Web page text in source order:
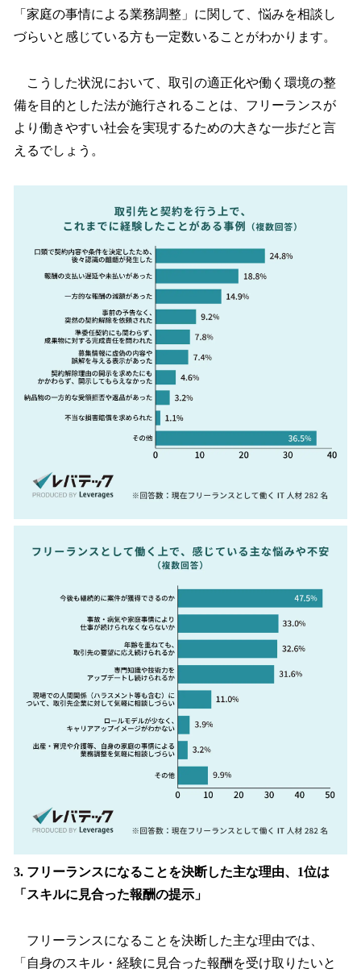
「家庭の事情による業務調整」に関して、悩みを相談し
づらいと感じている方も一定数いることがわかります。
こうした状況において、取引の適正化や働く環境の整
備を目的とした法が施行されることは、フリーランスが
より働きやすい社会を実現するための大きな一歩だと言
えるでしょう。
3. フリーランスになることを決断した主な理由、1位は
「スキルに見合った報酬の提示」
フリーランスになることを決断した主な理由では、
「自身のスキル・経験に見合った報酬を受け取りたいと